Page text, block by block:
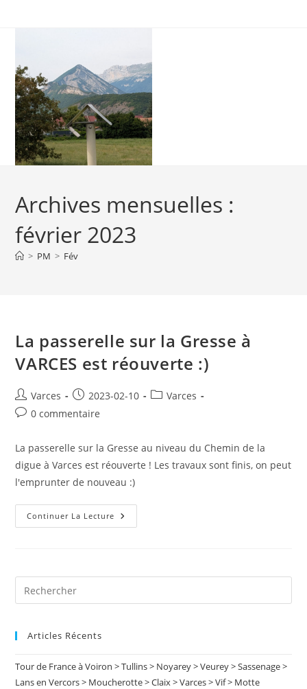
Archives mensuelles :
février 2023
> PM > Fév
La passerelle sur la Gresse à
VARCES est réouverte :)
Auteur/autrice
de
Varces
Publication
publiée :
2023-02-10
PostVarces
Commentaires
la
publication :
0 commentaire
La passerelle sur la Gresse au niveau du Chemin de la
digue à Varces est réouverte ! Les travaux sont finis, on peut
l'emprunter de nouveau :)
Continuer La Lecture La
Passerelle
VARCES
:)
Articles Récents
Tour de France à Voiron > Tullins > Noyarey > Veurey > Sassenage >
Lans en Vercors > Moucherotte > Claix > Varces > Vif > Motte